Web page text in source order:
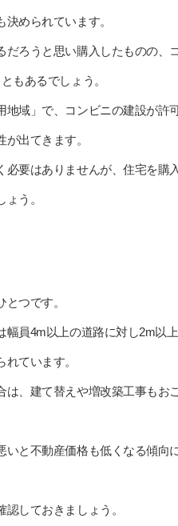
められています。
だろうと思い購入したものの、
もあるでしょう。
地域」で、コンビニの建設が許
出てきます。
必要はありませんが、住宅を購
う。
つです。
幅員4m以上の道路に対し2m以
ています。
は、建て替えや増改築工事もお
いと不動産価格も低くなる傾向
しておきましょう。